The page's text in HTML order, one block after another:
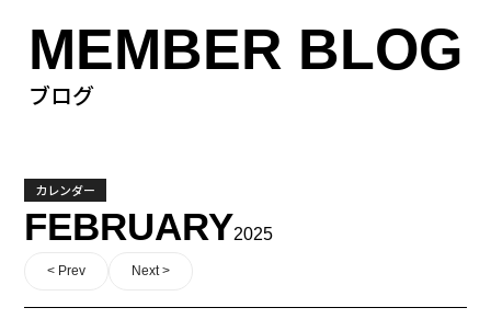
MEMBER BLOG
ブログ
カレンダー
FEBRUARY2025
< Prev Next >